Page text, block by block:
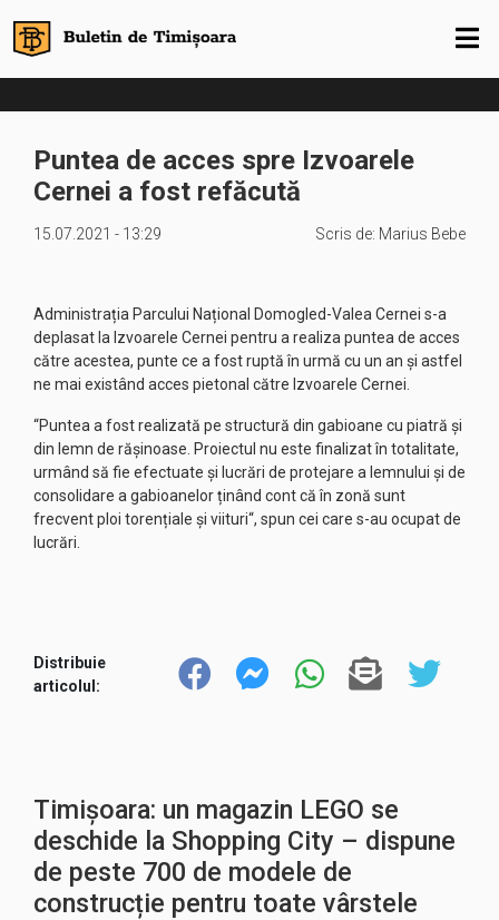
Puntea de acces spre Izvoarele
Cernei a fost refăcută
15.07.2021 - 13:29 Scris de: Marius Bebe
Administrația Parcului Național Domogled-Valea Cernei s-a
deplasat la Izvoarele Cernei pentru a realiza puntea de acces
către acestea, punte ce a fost ruptă în urmă cu un an și astfel
ne mai existând acces pietonal către Izvoarele Cernei.
“Puntea a fost realizată pe structură din gabioane cu piatră și
din lemn de rășinoase. Proiectul nu este finalizat în totalitate,
urmând să fie efectuate și lucrări de protejare a lemnului și de
consolidare a gabioanelor ținând cont că în zonă sunt
frecvent ploi torențiale și viituri“, spun cei care s-au ocupat de
lucrări.
Distribuie
articolul:
Timișoara: un magazin LEGO se
deschide la Shopping City – dispune
de peste 700 de modele de
construcție pentru toate vârstele